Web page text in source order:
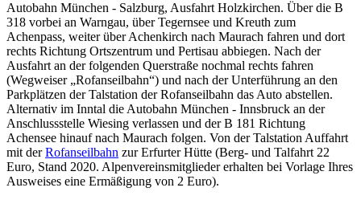
Autobahn München - Salzburg, Ausfahrt Holzkirchen. Über die B
318 vorbei an Warngau, über Tegernsee und Kreuth zum
Achenpass, weiter über Achenkirch nach Maurach fahren und dort
rechts Richtung Ortszentrum und Pertisau abbiegen. Nach der
Ausfahrt an der folgenden Querstraße nochmal rechts fahren
(Wegweiser „Rofanseilbahn“) und nach der Unterführung an den
Parkplätzen der Talstation der Rofanseilbahn das Auto abstellen.
Alternativ im Inntal die Autobahn München - Innsbruck an der
Anschlussstelle Wiesing verlassen und der B 181 Richtung
Achensee hinauf nach Maurach folgen. Von der Talstation Auffahrt
mit derRofanseilbahn zur Erfurter Hütte (Berg- und Talfahrt 22
Euro, Stand 2020. Alpenvereinsmitglieder erhalten bei Vorlage Ihres
Ausweises eine Ermäßigung von 2 Euro).